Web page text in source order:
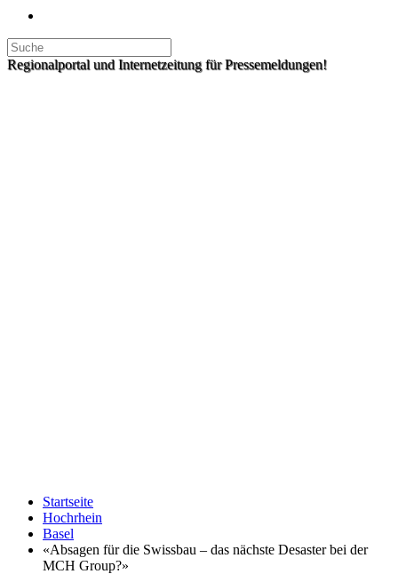
Regionalportal und Internetzeitung für Pressemeldungen!
Startseite
Hochrhein
Basel
«Absagen für die Swissbau – das nächste Desaster bei der
MCH Group?»